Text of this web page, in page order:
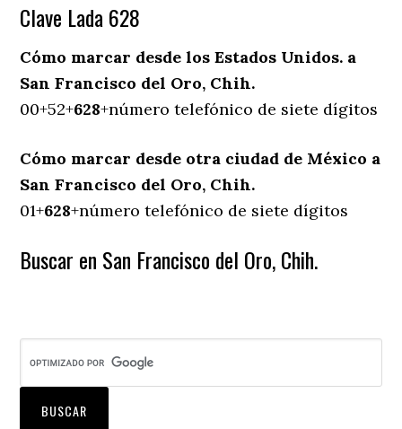
Clave Lada 628
Cómo marcar desde los Estados Unidos. a
San Francisco del Oro, Chih.
00+52+628+número telefónico de siete dígitos
Cómo marcar desde otra ciudad de México a
San Francisco del Oro, Chih.
01+628+número telefónico de siete dígitos
Buscar en San Francisco del Oro, Chih.